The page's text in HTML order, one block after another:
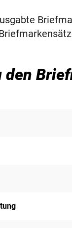
den